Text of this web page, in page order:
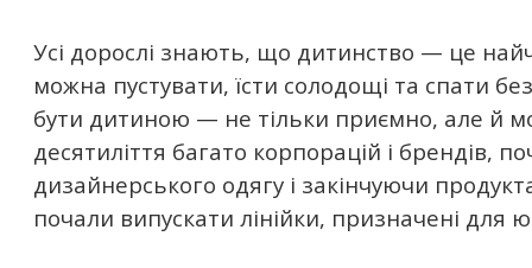
Усі дорослі знають, що дитинство — це
можна пустувати, їсти солодощі та спати
бути дитиною — не тільки приємно, але й
десятиліття багато корпорацій і брендів,
дизайнерського одягу і закінчуючи
почали випускати лінійки, призначені для